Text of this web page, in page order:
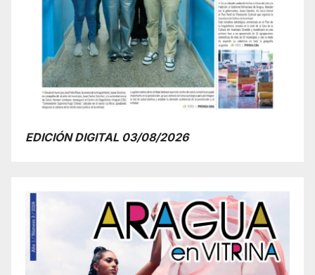
EDICIÓN DIGITAL 03/08/2026